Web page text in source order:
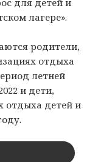
лагере».
родители,
отдыха
летней
и дети,
отдыха детей и